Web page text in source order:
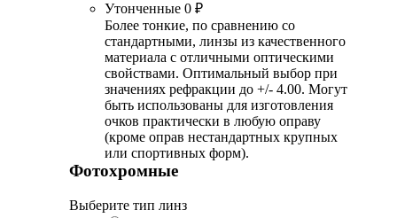
Утонченные 0 ₽
Более тонкие, по сравнению со
стандартными, линзы из качественного
материала с отличными оптическими
свойствами. Оптимальный выбор при
значениях рефракции до +/- 4.00. Могут
быть использованы для изготовления
очков практически в любую оправу
(кроме оправ нестандартных крупных
или спортивных форм).
Фотохромные
Выберите тип линз